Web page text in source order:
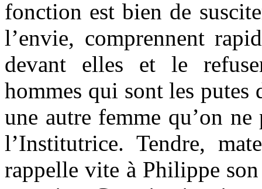
fonction est bien de
l’envie, comprennent
devant elles et le
hommes qui sont les
une autre femme qu’on
l’Institutrice. Tendre,
rappelle vite à Philippe